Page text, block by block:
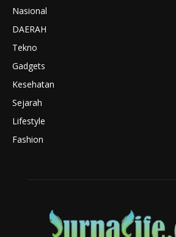
Nasional
DAERAH
Tekno
Gadgets
Kesehatan
Sejarah
Lifestyle
Fashion